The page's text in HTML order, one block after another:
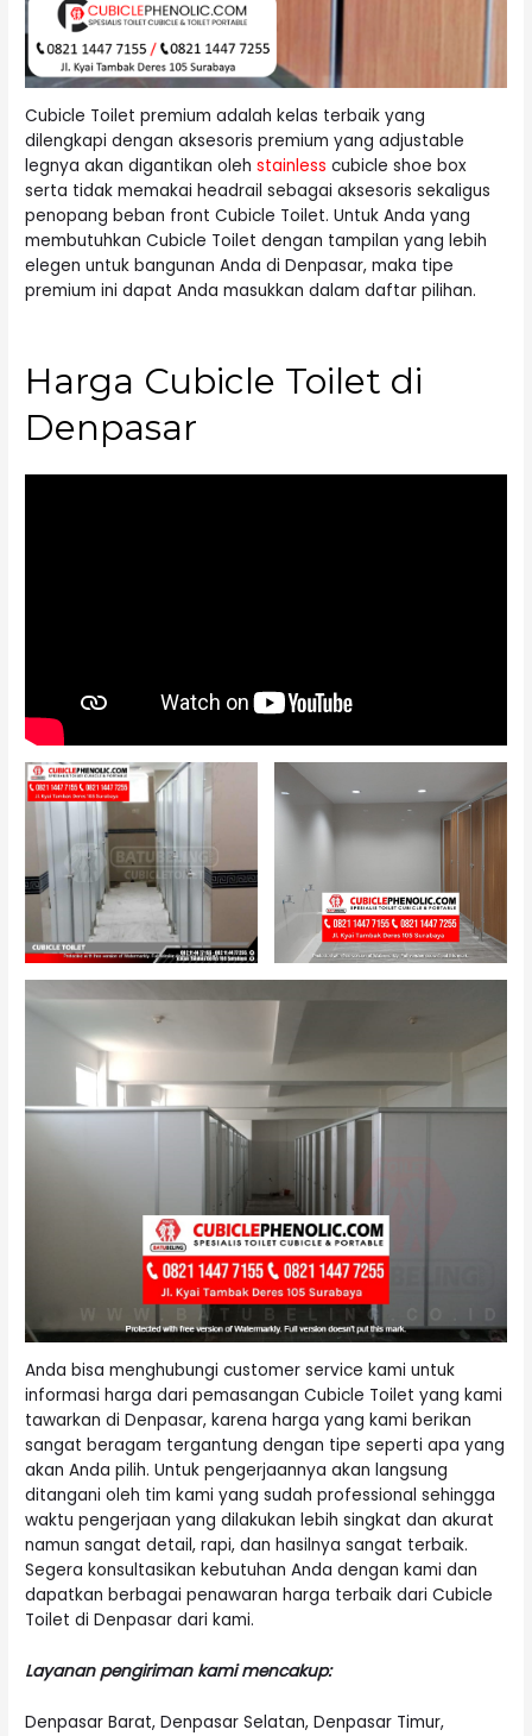
Cubicle Toilet premium adalah kelas terbaik yang
dilengkapi dengan aksesoris premium yang adjustable
legnya akan digantikan olehstainless cubicle shoe box
serta tidak memakai headrail sebagai aksesoris sekaligus
penopang beban front Cubicle Toilet. Untuk Anda yang
membutuhkan Cubicle Toilet dengan tampilan yang lebih
elegen untuk bangunan Anda di Denpasar, maka tipe
premium ini dapat Anda masukkan dalam daftar pilihan.
Harga Cubicle Toilet di
Denpasar
Anda bisa menghubungi customer service kami untuk
informasi harga dari pemasangan Cubicle Toilet yang kami
tawarkan di Denpasar, karena harga yang kami berikan
sangat beragam tergantung dengan tipe seperti apa yang
akan Anda pilih. Untuk pengerjaannya akan langsung
ditangani oleh tim kami yang sudah professional sehingga
waktu pengerjaan yang dilakukan lebih singkat dan akurat
namun sangat detail, rapi, dan hasilnya sangat terbaik.
Segera konsultasikan kebutuhan Anda dengan kami dan
dapatkan berbagai penawaran harga terbaik dari Cubicle
Toilet di Denpasar dari kami.
Layanan pengiriman kami mencakup:
Denpasar Barat, Denpasar Selatan, Denpasar Timur,